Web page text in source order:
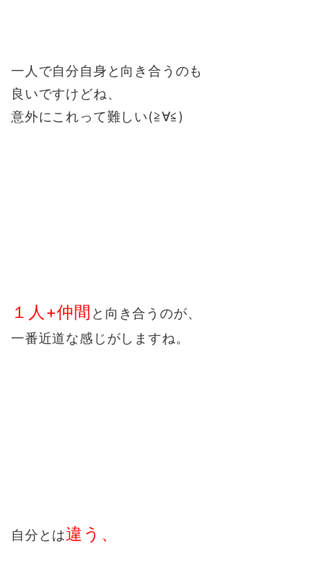
一人で自分自身と向き合うのも
良いですけどね、
意外にこれって難しい(≧∀≦)
１人+仲間 と向き合うのが、
一番近道な感じがしますね。
自分とは違う、